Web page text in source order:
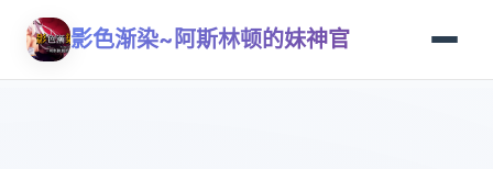
影色渐染~阿斯林顿的妹神官